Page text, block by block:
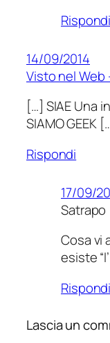
Rispondi
14/09/2014
Visto nel Web
[…] SIAE Una
SIAMO GEEK
Rispondi
17/09/
Satrapo
Cosa vi
esiste
Rispondi
Lascia un